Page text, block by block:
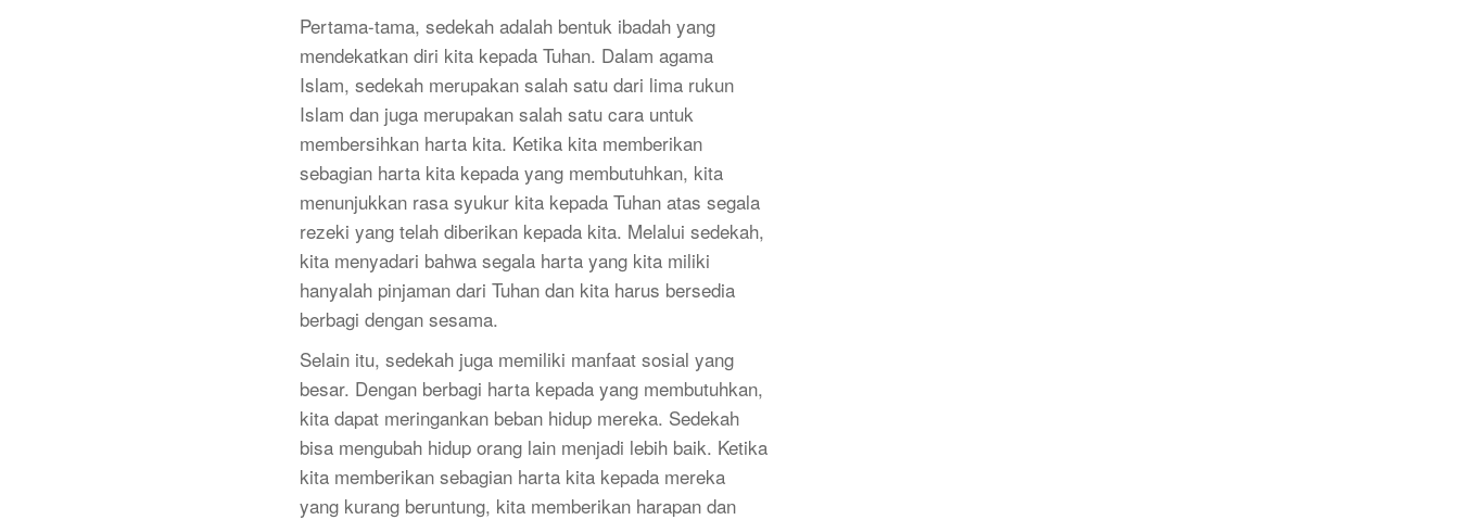
Pertama-tama, sedekah adalah bentuk ibadah yang
mendekatkan diri kita kepada Tuhan. Dalam agama
Islam, sedekah merupakan salah satu dari lima rukun
Islam dan juga merupakan salah satu cara untuk
membersihkan harta kita. Ketika kita memberikan
sebagian harta kita kepada yang membutuhkan, kita
menunjukkan rasa syukur kita kepada Tuhan atas segala
rezeki yang telah diberikan kepada kita. Melalui sedekah,
kita menyadari bahwa segala harta yang kita miliki
hanyalah pinjaman dari Tuhan dan kita harus bersedia
berbagi dengan sesama.
Selain itu, sedekah juga memiliki manfaat sosial yang
besar. Dengan berbagi harta kepada yang membutuhkan,
kita dapat meringankan beban hidup mereka. Sedekah
bisa mengubah hidup orang lain menjadi lebih baik. Ketika
kita memberikan sebagian harta kita kepada mereka
yang kurang beruntung, kita memberikan harapan dan